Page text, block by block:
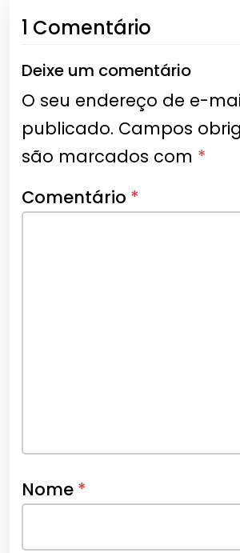
1 Comentário
Deixe um comentário
O seu endereço de e-
publicado. Campos
são marcados com *
Comentário *
Nome *